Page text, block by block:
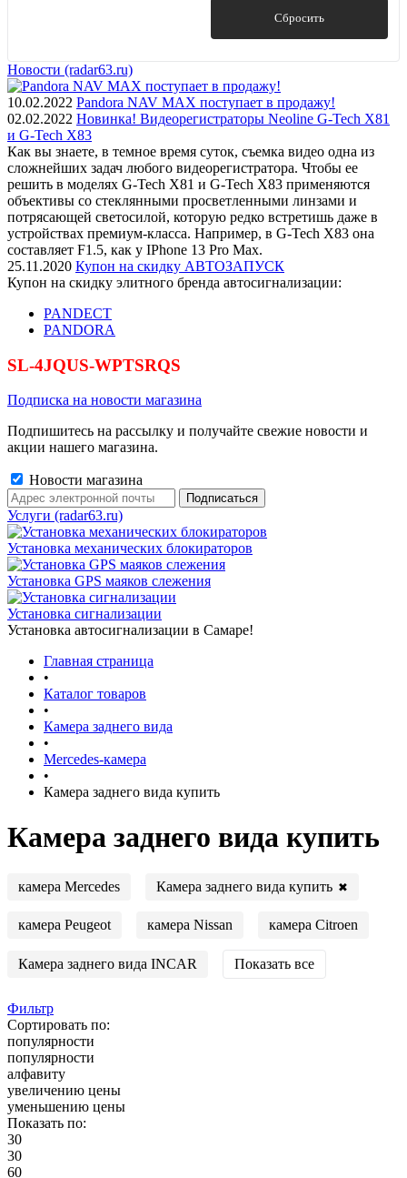
Сбросить
Новости (radar63.ru)
10.02.2022 Pandora NAV MAX поступает в продажу!
02.02.2022 Новинка! Видеорегистраторы Neoline G-Tech X81
и G-Tech X83
Как вы знаете, в темное время суток, съемка видео одна из
сложнейших задач любого видеорегистратора. Чтобы ее
решить в моделях G-Tech X81 и G-Tech X83 применяются
объективы со стеклянными просветленными линзами и
потрясающей светосилой, которую редко встретишь даже в
устройствах премиум-класса. Например, в G-Tech X83 она
составляет F1.5, как у IPhone 13 Pro Max.
25.11.2020 Купон на скидку АВТОЗАПУСК
Купон на скидку элитного бренда автосигнализации:
PANDECT
PANDORA
SL-4JQUS-WPTSRQS
Подписка на новости магазина
Подпишитесь на рассылку и получайте свежие новости и
акции нашего магазина.
Новости магазина
Услуги (radar63.ru)
Установка механических блокираторов
Установка GPS маяков слежения
Установка сигнализации
Установка автосигнализации в Самаре!
Главная страница
•
Каталог товаров
•
Камера заднего вида
•
Mercedes-камера
•
Камера заднего вида купить
Камера заднего вида купить
камера Mercedes Камера заднего вида купить ✖
камера Peugeot камера Nissan камера Citroen
Камера заднего вида INCAR Показать все
Фильтр
Сортировать по:
популярности
популярности
алфавиту
увеличению цены
уменьшению цены
Показать по:
30
30
60